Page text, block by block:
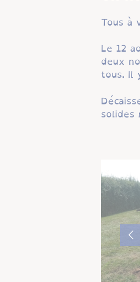
Tous à
Le 12
deux
tous. Il
solides